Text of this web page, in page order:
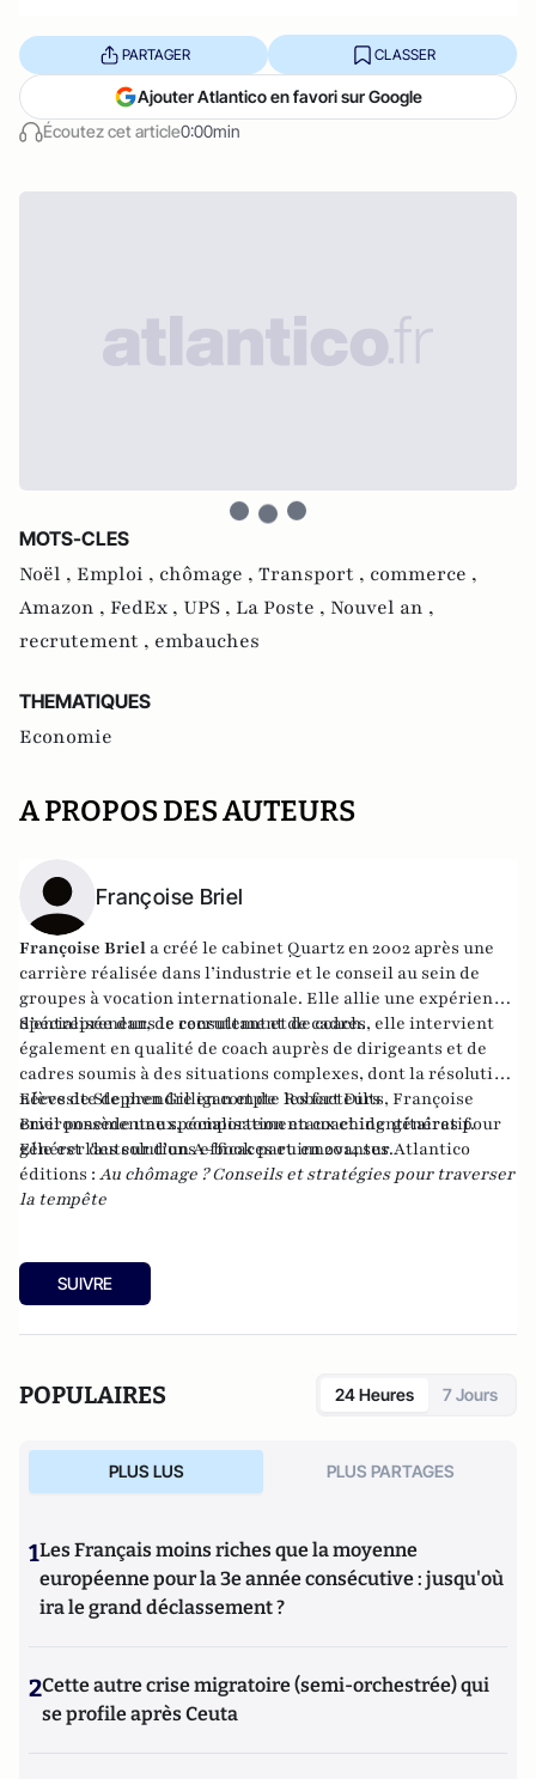
Écoutez cet article0:00min
PARTAGER CLASSER
Ajouter Atlantico en favori sur Google
MOTS-CLES
Noël , Emploi , chômage , Transport , commerce ,
Amazon , FedEx , UPS , La Poste , Nouvel an ,
recrutement , embauches
THEMATIQUES
Economie
A PROPOS DES AUTEURS
Françoise Briel
Françoise Briel a créé le cabinet Quartz en 2002 après une
carrière réalisée dans l’industrie et le conseil au sein de
groupes à vocation internationale. Elle allie une expérience
d’entrepreneur, de consultant et de coach.
Spécialisée dans le recrutement de cadres, elle intervient
également en qualité de coach auprès de dirigeants et de
cadres soumis à des situations complexes, dont la résolution
nécessite de prendre en compte les facteurs
environnementaux, comportementaux et identitaires pour
générer des solutions efficaces et innovantes.
Elève de Stephen Gilligan et de Robert Dilts, Françoise
Briel possède une spécialisation en coaching génératif.
Elle est l'auteur d'un A-book paru en 2014 surAtlantico
éditions : Au chômage ? Conseils et stratégies pour traverser
la tempête
SUIVRE
POPULAIRES 24 Heures 7 Jours
PLUS LUS PLUS PARTAGES
1Les Français moins riches que la moyenne
européenne pour la 3e année consécutive : jusqu'où
ira le grand déclassement ?
2Cette autre crise migratoire (semi-orchestrée) qui
se profile après Ceuta